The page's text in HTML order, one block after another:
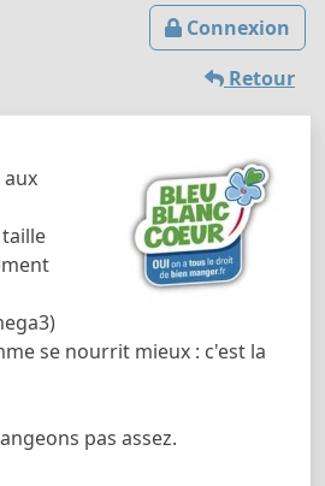
Connexion
Retour
se nourrit mieux : c'est la
pas assez.